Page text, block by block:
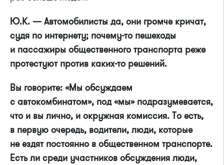
Ю.К. — Автомобилисты да, они громче кричат,
судя по интернету; почему-то пешеходы
и пассажиры общественного транспорта реже
протестуют против каких-то решений.
Вы говорите: «Мы обсуждаем
с автокомбинатом», под «мы» подразумевается,
что и вы лично, и окружная комиссия. То есть,
в первую очередь, водители, люди, которые
не ездят постоянно в общественном транспорте.
Есть ли среди участников обсуждения люди,